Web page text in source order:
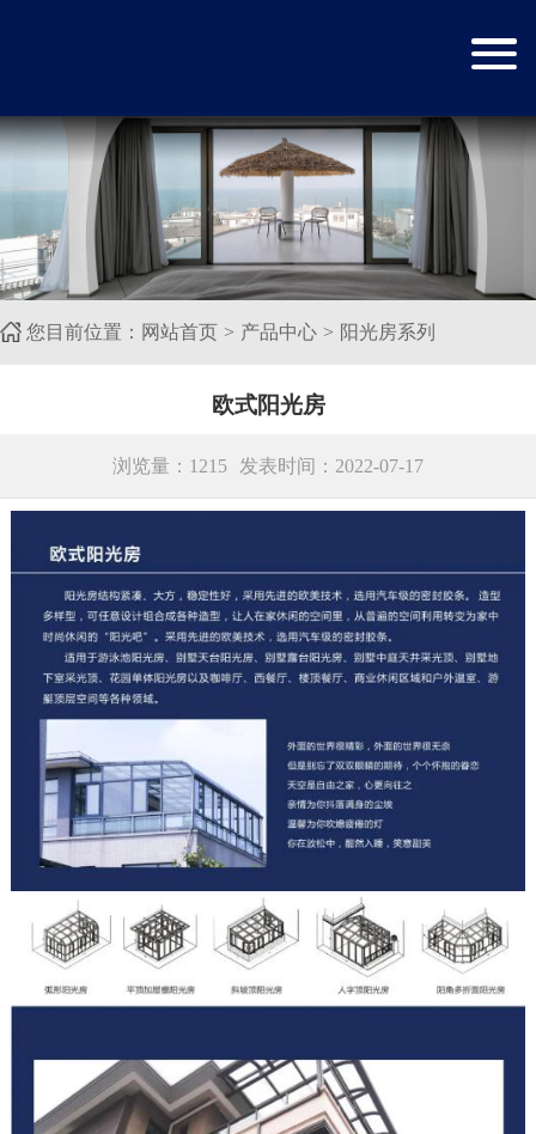
您目前位置： 网站首页 产品中心 阳光房系列
欧式阳光房
浏览量：1215 发表时间：2022-07-17